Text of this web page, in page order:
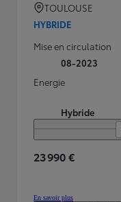
TOULOUSE
HYBRIDE
Mise en circulation
08-2023
Energie
Hybride
23 990 €
En savoir plus